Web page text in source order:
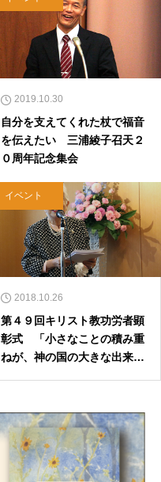
2019.10.30
自分を支えてくれた杖で福音
を伝えたい 三浦綾子召天２
０周年記念集会
イベント
2018.10.26
第４９回キリスト教功労者顕
彰式 「小さなことの積み重
ねが、神の国の大きな出来事